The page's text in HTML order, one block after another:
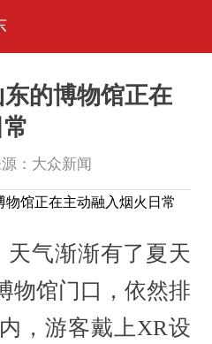
的博物馆正在
： 大众新闻
气渐渐有了夏天
物馆门口，依然排
，游客戴上XR设